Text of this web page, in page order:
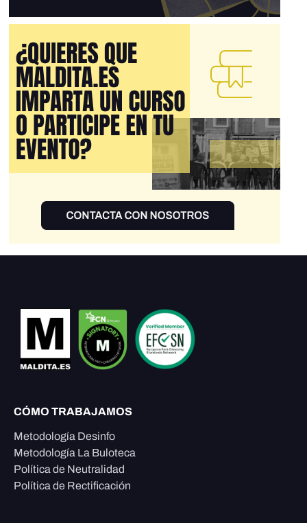
CÓMO TRABAJAMOS
Metodología Desinfo
Metodología La Buloteca
Política de Neutralidad
Política de Rectificación